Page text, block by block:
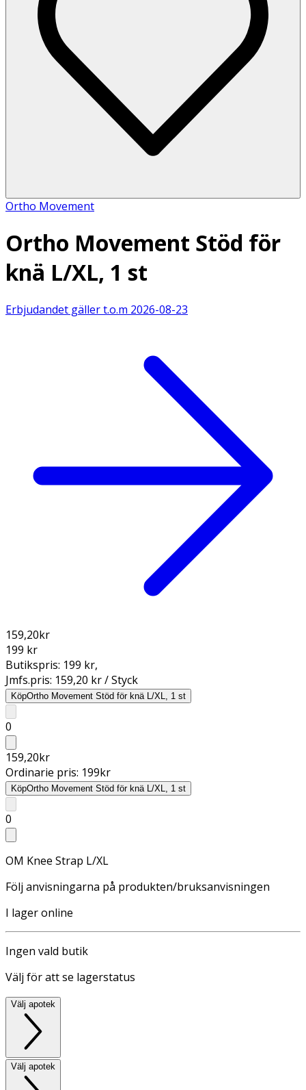
Ortho Movement
Ortho Movement Stöd för
knä L/XL, 1 st
Erbjudandet gäller t.o.m 2026-08-23
159,20kr
199 kr
Butikspris: 199 kr,
Jmfs.pris: 159,20 kr / Styck
KöpOrtho Movement Stöd för knä L/XL, 1 st
0
159,20kr
Ordinarie pris: 199kr
KöpOrtho Movement Stöd för knä L/XL, 1 st
0
OM Knee Strap L/XL
Följ anvisningarna på produkten/bruksanvisningen
I lager online
Ingen vald butik
Välj för att se lagerstatus
Välj apotek
Välj apotek